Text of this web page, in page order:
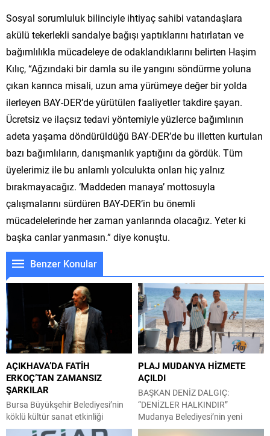
Sosyal sorumluluk bilinciyle ihtiyaç sahibi vatandaşlara
akülü tekerlekli sandalye bağışı yaptıklarını hatırlatan ve
bağımlılıkla mücadeleye de odaklandıklarını belirten Haşim
Kılıç, “Ağzındaki bir damla su ile yangını söndürme yoluna
çıkan karınca misali, uzun ama yürümeye değer bir yolda
ilerleyen BAY-DER’de yürütülen faaliyetler takdire şayan.
Ücretsiz ve ilaçsız tedavi yöntemiyle yüzlerce bağımlının
adeta yaşama döndürüldüğü BAY-DER’de bu illetten kurtulan
bazı bağımlıların, danışmanlık yaptığını da gördük. Tüm
üyelerimiz ile bu anlamlı yolculukta onları hiç yalnız
bırakmayacağız. ‘Maddeden manaya’ mottosuyla
çalışmalarını sürdüren BAY-DER’in bu önemli
mücadelelerinde her zaman yanlarında olacağız. Yeter ki
başka canlar yanmasın.” diye konuştu.
Benzer Konular
AÇIKHAVA’DA FATİH
ERKOÇ’TAN ZAMANSIZ
ŞARKILAR
Bursa Büyükşehir Belediyesi’nin
köklü kültür sanat etkinliği
Uluslararası Bursa Festivali
PLAJ MUDANYA HİZMETE
AÇILDI
BAŞKAN DENİZ DALGIÇ:
“DENİZLER HALKINDIR”
Mudanya Belediyesi’nin yeni
hizmeti Plaj Mudanya’nın ilk